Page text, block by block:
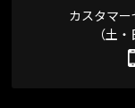
カスタマー
（土